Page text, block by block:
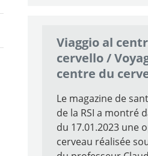
Viaggio al
cervello /
centre du
Le magazine de
de la RSI a montré
du 17.01.2023 une
cerveau réalisée
Recherche